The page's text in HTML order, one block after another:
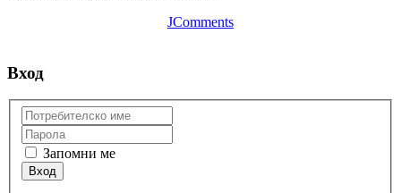
JComments
Вход
Запомни ме